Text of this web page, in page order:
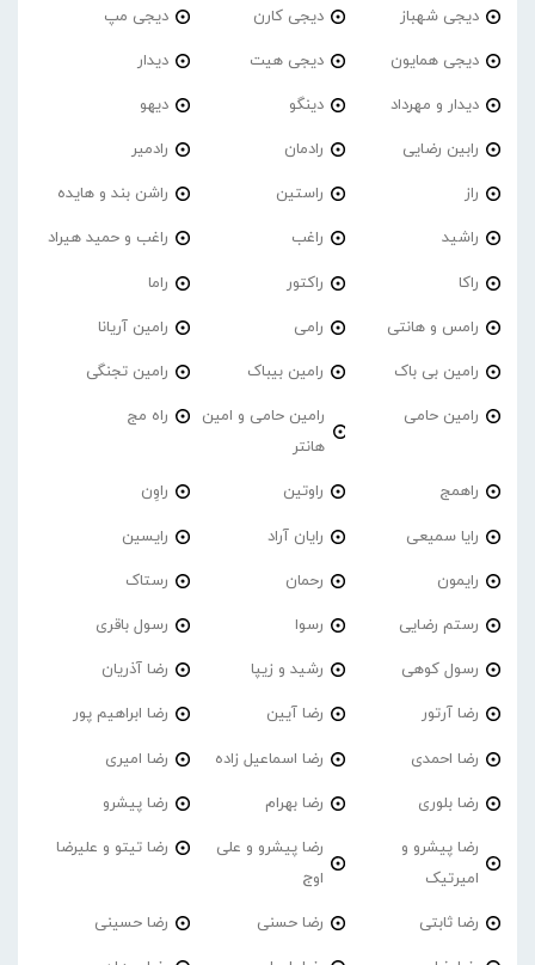
دیجی شهباز دیجی کارن دیجی مپ
دیجی همایون دیجی هیت دیدار
دیدار و مهرداد دینگو دیهو
رابین رضایی رادمان رادمیر
راز راستین راشن بند و هایده
راشید راغب راغب و حمید هیراد
راکا راکتور راما
رامس و هانتی رامی رامین آریانا
رامین بی باک رامین بیباک رامین تجنگی
رامین حامی
رامین حامی و امین
هانتر
راه مج
راهمج راوتین راوِن
رایا سمیعی رایان آراد رایسین
رایمون رحمان رستاک
رستم رضایی رسوا رسول باقری
رسول کوهی رشید و زیپا رضا آذریان
رضا آرتور رضا آیین رضا ابراهیم پور
رضا احمدی رضا اسماعیل زاده رضا امیری
رضا بلوری رضا بهرام رضا پیشرو
رضا پیشرو و
امیرتیک
رضا پیشرو و علی
اوج
رضا تیتو و علیرضا
رضا ثابتی رضا حسنی رضا حسینی